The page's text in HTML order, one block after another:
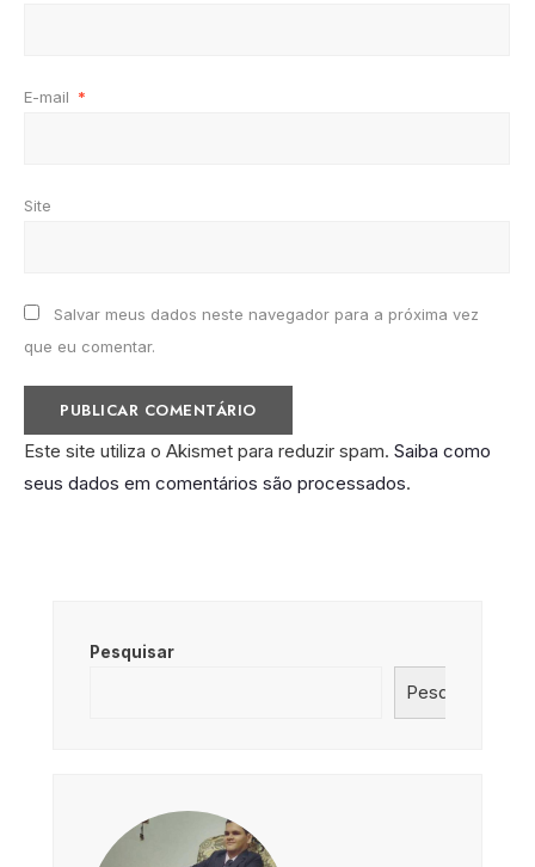
E-mail *
Site
Salvar meus dados neste navegador para a próxima vez
que eu comentar.
Este site utiliza o Akismet para reduzir spam. Saiba como
seus dados em comentários são processados.
Pesquisar
Pesquisar